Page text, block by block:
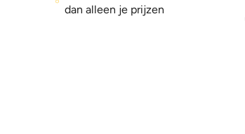
dan alleen je prijzen